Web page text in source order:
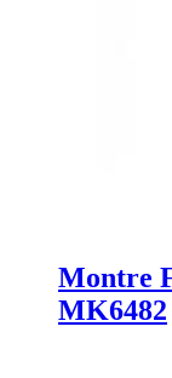
Montre
MK6482